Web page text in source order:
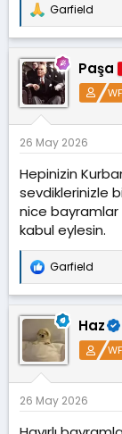
T
e
p
k
i
l
e
:
Garfield
Paşa
26 May 2026
Hepinizin
sevdiklerinizle
nice bayramlar
kabul eylesin.
T
e
p
k
l
e
:
Garfield
Haz
26 May 2026